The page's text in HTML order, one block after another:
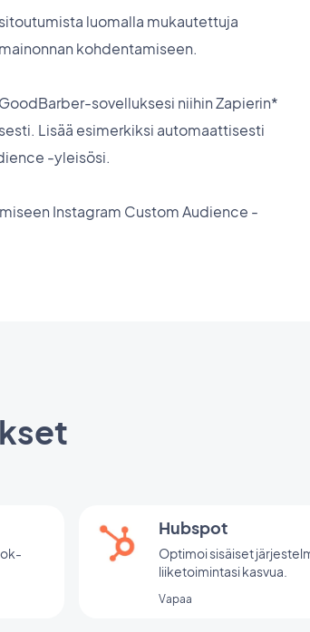
luomalla mukautettuja
kohdentamiseen.
sovelluksesi niihin Zapierin*
Lisää esimerkiksi automaattisesti
-yleisösi.
Instagram Custom Audience -
Hubspot
Optimoi sisäiset
liiketoimintasi kasvua.
Vapaa